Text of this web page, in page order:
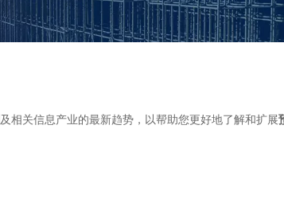
及相关信息产业的最新趋势，以帮助您更好地了解和扩展